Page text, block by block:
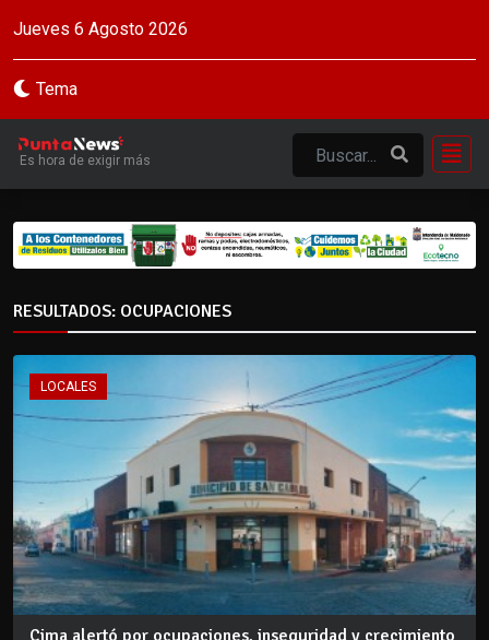
Jueves 6 Agosto 2026
Tema
Es hora de exigir más
RESULTADOS: OCUPACIONES
LOCALES